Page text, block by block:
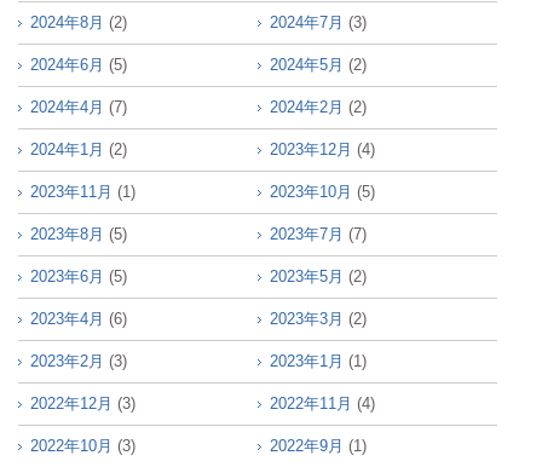
2024年8月 (2) 2024年7月 (3)
2024年6月 (5) 2024年5月 (2)
2024年4月 (7) 2024年2月 (2)
2024年1月 (2) 2023年12月 (4)
2023年11月 (1) 2023年10月 (5)
2023年8月 (5) 2023年7月 (7)
2023年6月 (5) 2023年5月 (2)
2023年4月 (6) 2023年3月 (2)
2023年2月 (3) 2023年1月 (1)
2022年12月 (3) 2022年11月 (4)
2022年10月 (3) 2022年9月 (1)